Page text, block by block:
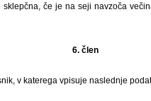
če je na seji navzoča
6. člen
v katerega vpisuje naslednje